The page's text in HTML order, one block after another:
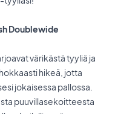
Doublewide
värikästä tyyliä ja
hikeä, jotta
jokaisessa pallossa.
puuvillasekoitteesta